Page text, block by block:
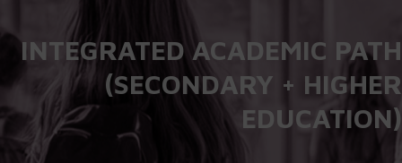
INTEGRATED ACADEMIC PATH
(SECONDARY + HIGHER
EDUCATION)